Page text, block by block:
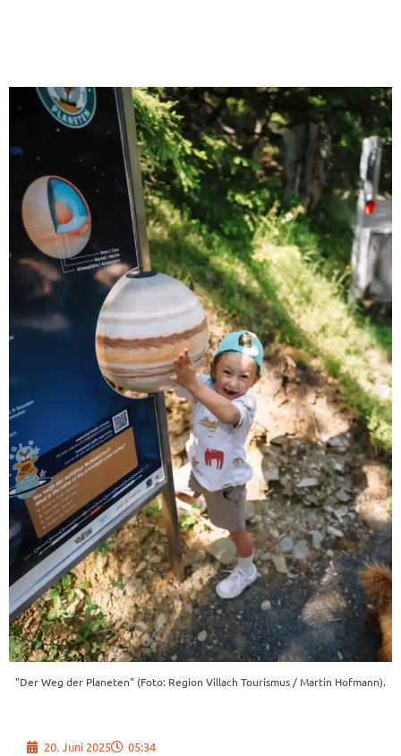
"Der Weg der Planeten" (Foto: Region Villach Tourismus / Martin Hofmann).
20. Juni 2025 05:34